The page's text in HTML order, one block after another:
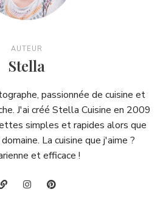
AUTEUR
Stella
passionnée de cuisine et
J'ai créé Stella Cuisine en 2009
simples et rapides alors que
La cuisine que j'aime ?
et efficace !